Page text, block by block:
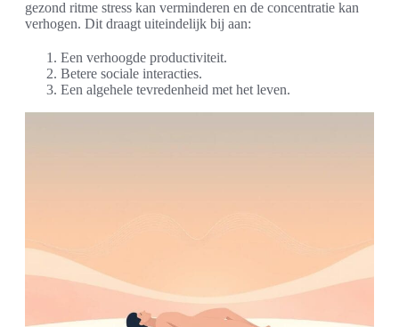
gezond ritme stress kan verminderen en de concentratie kan
verhogen. Dit draagt uiteindelijk bij aan:
Een verhoogde productiviteit.
Betere sociale interacties.
Een algehele tevredenheid met het leven.